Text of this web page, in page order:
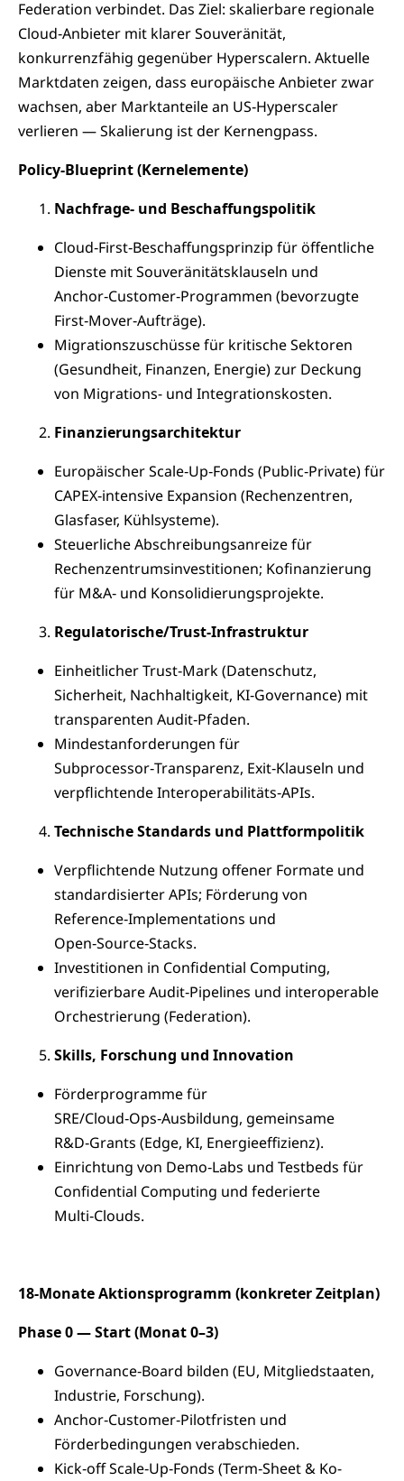
Federation verbindet. Das Ziel: skalierbare regionale
Cloud‑Anbieter mit klarer Souveränität,
konkurrenzfähig gegenüber Hyperscalern. Aktuelle
Marktdaten zeigen, dass europäische Anbieter zwar
wachsen, aber Marktanteile an US‑Hyperscaler
verlieren — Skalierung ist der Kernengpass.
Policy‑Blueprint (Kernelemente)
Nachfrage‑ und Beschaffungspolitik
Cloud‑First‑Beschaffungsprinzip für öffentliche
Dienste mit Souveränitätsklauseln und
Anchor‑Customer‑Programmen (bevorzugte
First‑Mover‑Aufträge).
Migrationszuschüsse für kritische Sektoren
(Gesundheit, Finanzen, Energie) zur Deckung
von Migrations- und Integrationskosten.
Finanzierungsarchitektur
Europäischer Scale‑Up‑Fonds (Public‑Private) für
CAPEX‑intensive Expansion (Rechenzentren,
Glasfaser, Kühlsysteme).
Steuerliche Abschreibungsanreize für
Rechenzentrumsinvestitionen; Kofinanzierung
für M&A‑ und Konsolidierungsprojekte.
Regulatorische/Trust‑Infrastruktur
Einheitlicher Trust‑Mark (Datenschutz,
Sicherheit, Nachhaltigkeit, KI‑Governance) mit
transparenten Audit‑Pfaden.
Mindestanforderungen für
Subprocessor‑Transparenz, Exit‑Klauseln und
verpflichtende Interoperabilitäts‑APIs.
Technische Standards und Plattformpolitik
Verpflichtende Nutzung offener Formate und
standardisierter APIs; Förderung von
Reference‑Implementations und
Open‑Source‑Stacks.
Investitionen in Confidential Computing,
verifizierbare Audit‑Pipelines und interoperable
Orchestrierung (Federation).
Skills, Forschung und Innovation
Förderprogramme für
SRE/Cloud‑Ops‑Ausbildung, gemeinsame
R&D‑Grants (Edge, KI, Energieeffizienz).
Einrichtung von Demo‑Labs und Testbeds für
Confidential Computing und federierte
Multi‑Clouds.
18‑Monate Aktionsprogramm (konkreter Zeitplan)
Phase 0 — Start (Monat 0–3)
Governance‑Board bilden (EU, Mitgliedstaaten,
Industrie, Forschung).
Anchor‑Customer‑Pilotfristen und
Förderbedingungen verabschieden.
Kick‑off Scale‑Up‑Fonds (Term‑Sheet & Ko-